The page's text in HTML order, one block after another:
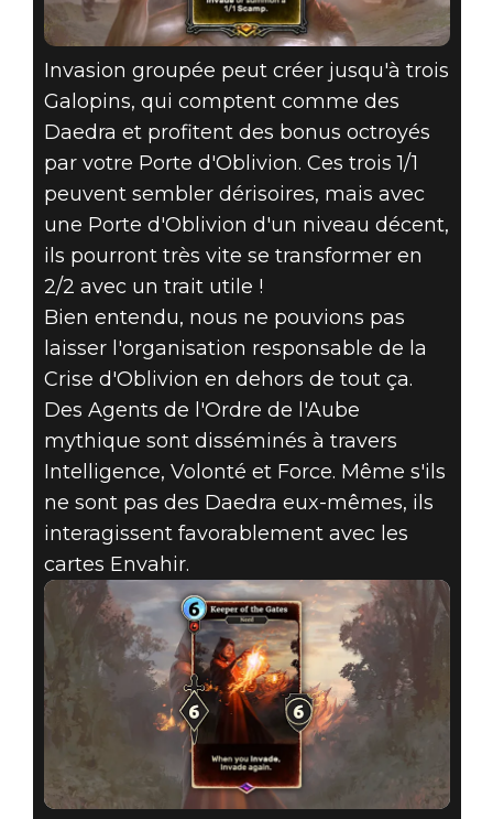
Invasion groupée peut créer jusqu'à trois
Galopins, qui comptent comme des
Daedra et profitent des bonus octroyés
par votre Porte d'Oblivion. Ces trois 1/1
peuvent sembler dérisoires, mais avec
une Porte d'Oblivion d'un niveau décent,
ils pourront très vite se transformer en
2/2 avec un trait utile !
Bien entendu, nous ne pouvions pas
laisser l'organisation responsable de la
Crise d'Oblivion en dehors de tout ça.
Des Agents de l'Ordre de l'Aube
mythique sont disséminés à travers
Intelligence, Volonté et Force. Même s'ils
ne sont pas des Daedra eux-mêmes, ils
interagissent favorablement avec les
cartes Envahir.